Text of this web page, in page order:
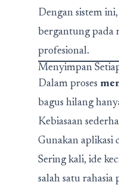
Dengan sistem ini,
bergantung pada
profesional.
Menyimpan
Dalam proses
bagus hilang
Kebiasaan
Gunakan aplikasi
Sering kali, ide
salah satu